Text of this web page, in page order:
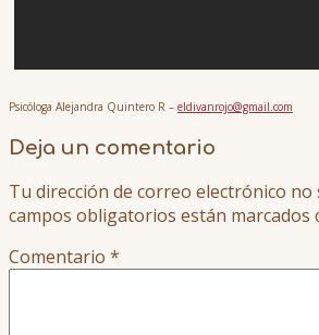
Psicóloga Alejandra Quintero R – eldivanrojo@gmail.com
Deja un comentario
Tu dirección de correo electrónico no
campos obligatorios están marcados
Comentario *